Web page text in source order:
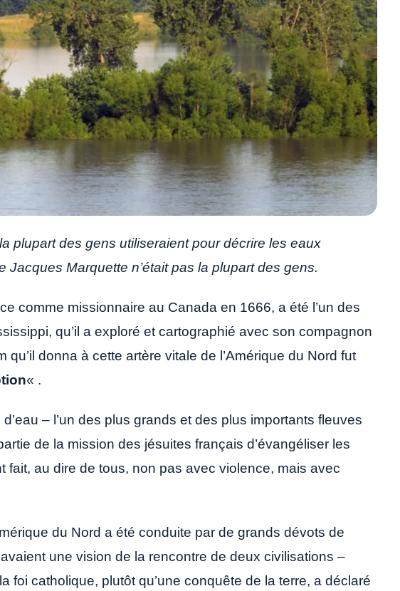
plupart des gens utiliseraient pour décrire les eaux
Marquette n’était pas la plupart des gens.
comme missionnaire au Canada en 1666, a été l’un des
qu’il a exploré et cartographié avec son compagnon
donna à cette artère vitale de l’Amérique du Nord fut
« .
– l’un des plus grands et des plus importants fleuves
de la mission des jésuites français d’évangéliser les
fait, au dire de tous, non pas avec violence, mais avec
du Nord a été conduite par de grands dévots de
une vision de la rencontre de deux civilisations –
foi catholique, plutôt qu’une conquête de la terre, a déclaré